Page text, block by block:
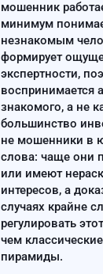
мошенник
минимум
незнакомым
формирует
экспертности,
воспринимается
знакомого, а не
большинство
не мошенники в
слова: чаще они
или имеют
интересов, а
случаях крайне
регулировать
чем
пирамиды.